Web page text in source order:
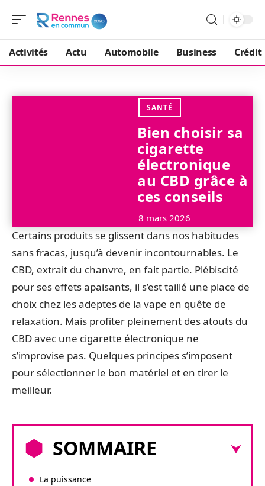
Activités Actu Automobile Business Crédit
SANTÉ
Bien choisir sa
cigarette
électronique
au CBD grâce à
ces conseils
8 mars 2026
Certains produits se glissent dans nos habitudes
sans fracas, jusqu’à devenir incontournables. Le
CBD, extrait du chanvre, en fait partie. Plébiscité
pour ses effets apaisants, il s’est taillé une place de
choix chez les adeptes de la vape en quête de
relaxation. Mais profiter pleinement des atouts du
CBD avec une cigarette électronique ne
s’improvise pas. Quelques principes s’imposent
pour sélectionner le bon matériel et en tirer le
meilleur.
SOMMAIRE
La puissance